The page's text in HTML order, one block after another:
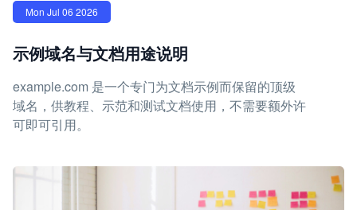
Mon Jul 06 2026
示例域名与文档用途说明
example.com 是一个专门为文档示例而保留的顶级
域名，供教程、示范和测试文档使用，不需要额外许
可即可引用。